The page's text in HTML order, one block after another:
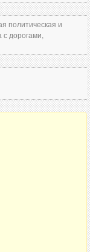
политическая и
дорогами,